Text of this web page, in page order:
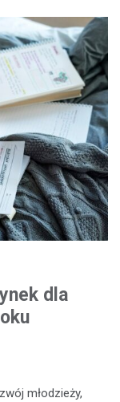
dla
młodzieży,